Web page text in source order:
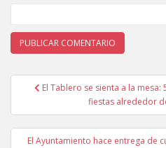
Navegación de
El Tablero se sienta a la
fiestas alrededor
El Ayuntamiento hace entrega de